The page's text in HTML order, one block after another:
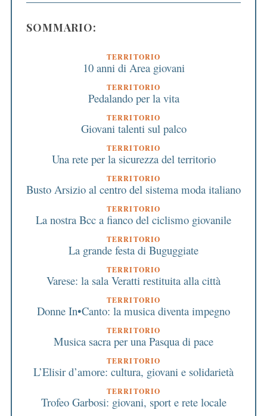
SOMMARIO:
TERRITORIO
10 anni di Area giovani
TERRITORIO
Pedalando per la vita
TERRITORIO
Giovani talenti sul palco
TERRITORIO
Una rete per la sicurezza del territorio
TERRITORIO
Busto Arsizio al centro del sistema moda italiano
TERRITORIO
La nostra Bcc a fianco del ciclismo giovanile
TERRITORIO
La grande festa di Buguggiate
TERRITORIO
Varese: la sala Veratti restituita alla città
TERRITORIO
Donne In•Canto: la musica diventa impegno
TERRITORIO
Musica sacra per una Pasqua di pace
TERRITORIO
L’Elisir d’amore: cultura, giovani e solidarietà
TERRITORIO
Trofeo Garbosi: giovani, sport e rete locale